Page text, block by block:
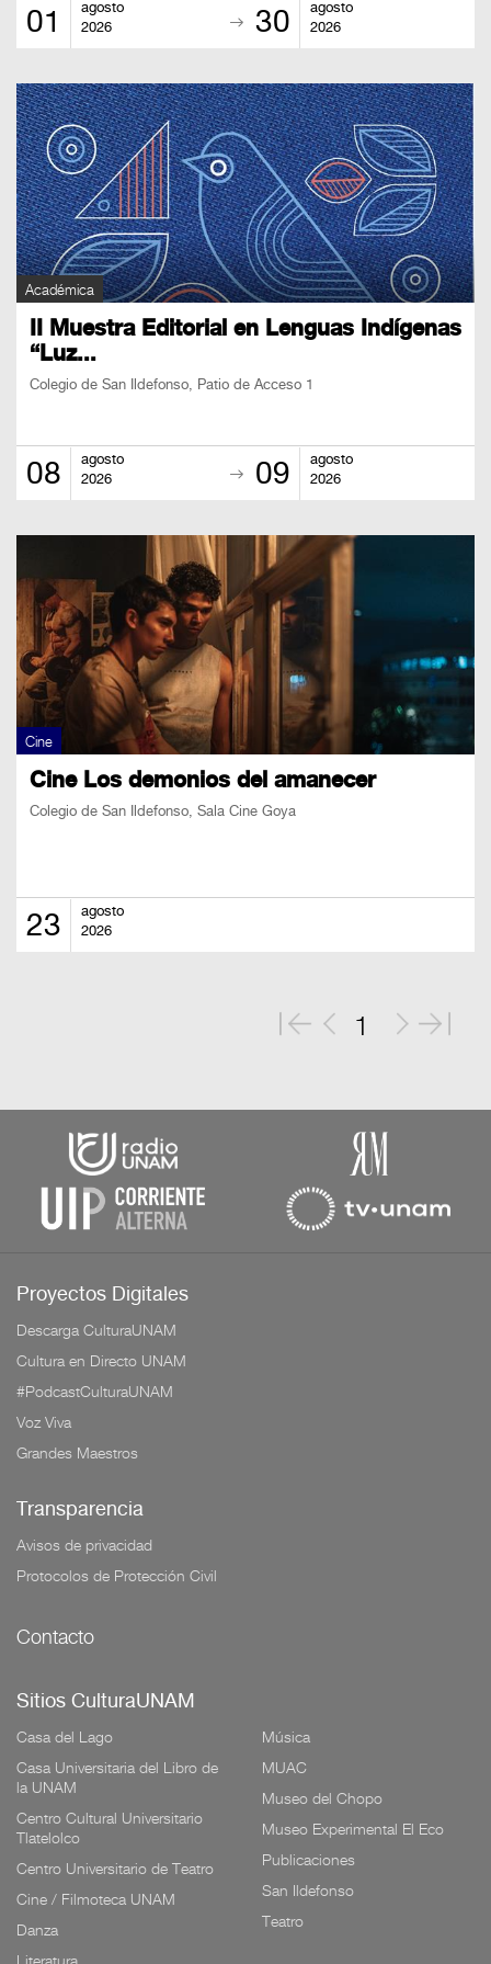
01
agosto
2026
30
agosto
2026
Académica
II Muestra Editorial en Lenguas Indígenas
“Luz...
Colegio de San Ildefonso, Patio de Acceso 1
08
agosto
2026
09
agosto
2026
Cine
Cine Los demonios del amanecer
Colegio de San Ildefonso, Sala Cine Goya
23
agosto
2026
1
Proyectos Digitales
Descarga CulturaUNAM
Cultura en Directo UNAM
#PodcastCulturaUNAM
Voz Viva
Grandes Maestros
Transparencia
Avisos de privacidad
Protocolos de Protección Civil
Contacto
Sitios CulturaUNAM
Casa del Lago
Casa Universitaria del Libro de
la UNAM
Centro Cultural Universitario
Tlatelolco
Centro Universitario de Teatro
Cine / Filmoteca UNAM
Danza
Música
MUAC
Museo del Chopo
Museo Experimental El Eco
Publicaciones
San Ildefonso
Teatro